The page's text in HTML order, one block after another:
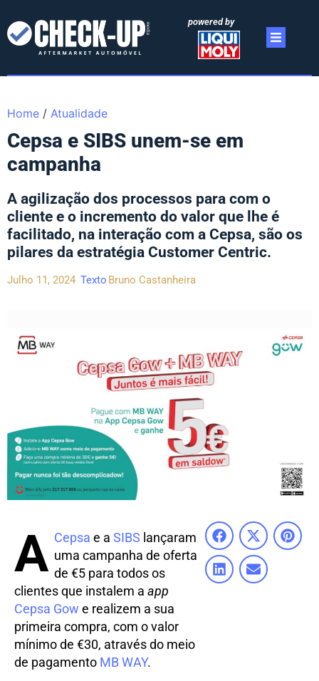
powered by
Home / Atualidade
Cepsa e SIBS unem-se em
campanha
A agilização dos processos para com o
cliente e o incremento do valor que lhe é
facilitado, na interação com a Cepsa, são os
pilares da estratégia Customer Centric.
Julho 11, 2024 Texto Bruno Castanheira
A Cepsa e a SIBS lançaram
uma campanha de oferta
de €5 para todos os
clientes que instalem a app
Cepsa Gow e realizem a sua
primeira compra, com o valor
mínimo de €30, através do meio
de pagamento MB WAY.